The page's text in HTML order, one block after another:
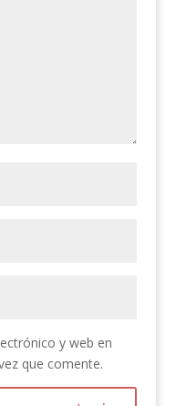
y web en
que comente.